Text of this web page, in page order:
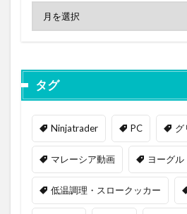
タグ
Ninjatrader PC グ
マレーシア動画 ヨーグル
低温調理・スロークッカー